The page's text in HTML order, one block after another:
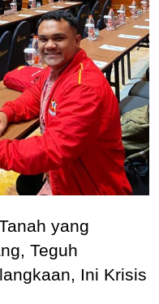
yang
Teguh
Ini Krisis